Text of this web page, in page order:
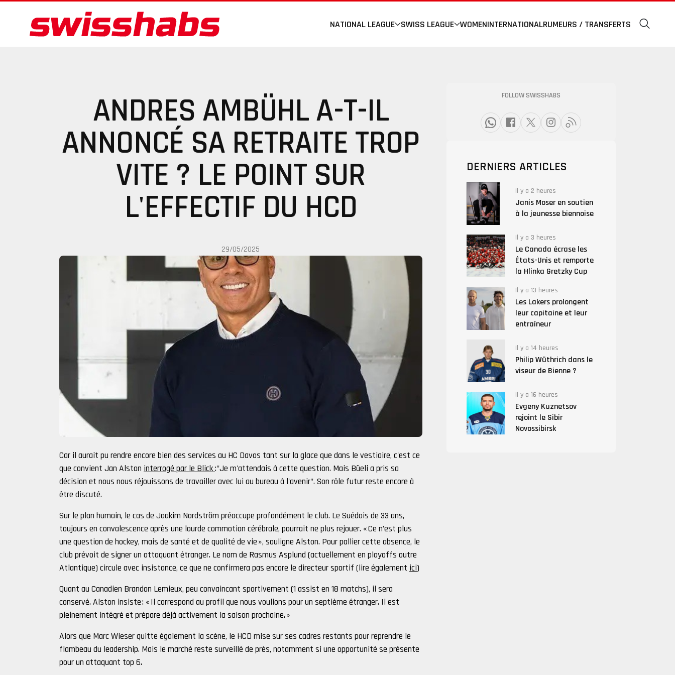
NATIONAL LEAGUE SWISS LEAGUE WOMENINTERNATIONALRUMEURS / TRANSFERTS
ANDRES AMBÜHL A-T-IL
ANNONCÉ SA RETRAITE TROP
VITE ? LE POINT SUR
L'EFFECTIF DU HCD
29/05/2025
Car il aurait pu rendre encore bien des services au HC Davos tant sur la glace que dans le vestiaire, c'est ce
que convient Jan Alston interrogé par le Blick:"Je m'attendais à cette question. Mais Büeli a pris sa
décision et nous nous réjouissons de travailler avec lui au bureau à l'avenir". Son rôle futur reste encore à
être discuté.
Sur le plan humain, le cas de Joakim Nordström préoccupe profondément le club. Le Suédois de 33 ans,
toujours en convalescence après une lourde commotion cérébrale, pourrait ne plus rejouer. « Ce n’est plus
une question de hockey, mais de santé et de qualité de vie », souligne Alston. Pour pallier cette absence, le
club prévoit de signer un attaquant étranger. Le nom de Rasmus Asplund (actuellement en playoffs outre
Atlantique) circule avec insistance, ce que ne confirmera pas encore le directeur sportif (lire également ici)
Quant au Canadien Brandon Lemieux, peu convaincant sportivement (1 assist en 18 matchs), il sera
conservé. Alston insiste : « Il correspond au profil que nous voulions pour un septième étranger. Il est
pleinement intégré et prépare déjà activement la saison prochaine. »
Alors que Marc Wieser quitte également la scène, le HCD mise sur ses cadres restants pour reprendre le
flambeau du leadership. Mais le marché reste surveillé de près, notamment si une opportunité se présente
pour un attaquant top 6.
FOLLOW SWISSHABS
DERNIERS ARTICLES
Il y a 2 heures
Janis Moser en soutien
à la jeunesse biennoise
Il y a 3 heures
Le Canada écrase les
États-Unis et remporte
la Hlinka Gretzky Cup
Il y a 13 heures
Les Lakers prolongent
leur capitaine et leur
entraîneur
Il y a 14 heures
Philip Wüthrich dans le
viseur de Bienne ?
Il y a 16 heures
Evgeny Kuznetsov
rejoint le Sibir
Novossibirsk